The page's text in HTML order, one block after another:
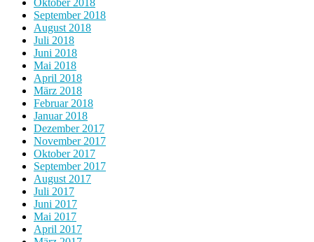
Oktober 2018
September 2018
August 2018
Juli 2018
Juni 2018
Mai 2018
April 2018
März 2018
Februar 2018
Januar 2018
Dezember 2017
November 2017
Oktober 2017
September 2017
August 2017
Juli 2017
Juni 2017
Mai 2017
April 2017